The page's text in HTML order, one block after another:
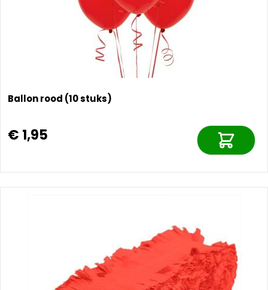
Ballon rood (10 stuks)
€ 1,95